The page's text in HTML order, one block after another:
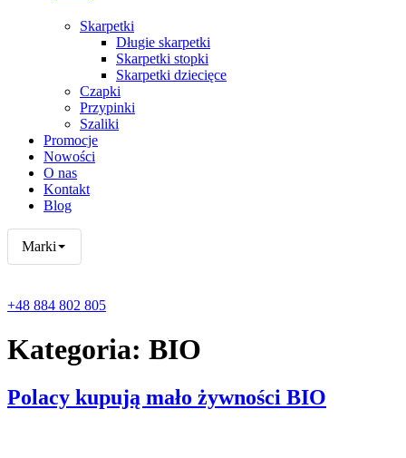
Skarpetki
Długie skarpetki
Skarpetki stopki
Skarpetki dziecięce
Czapki
Przypinki
Szaliki
Promocje
Nowości
O nas
Kontakt
Blog
Marki
+48 884 802 805
Kategoria: BIO
Polacy kupują mało żywności BIO